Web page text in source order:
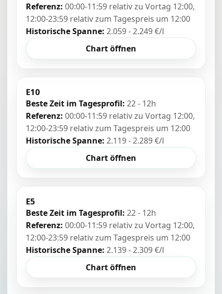
Referenz: 00:00-11:59 relativ zu Vortag 12:00,
12:00-23:59 relativ zum Tagespreis um 12:00
Historische Spanne: 2.059 - 2.249 €/l
Chart öffnen
E10
Beste Zeit im Tagesprofil: 22 - 12h
Referenz: 00:00-11:59 relativ zu Vortag 12:00,
12:00-23:59 relativ zum Tagespreis um 12:00
Historische Spanne: 2.119 - 2.289 €/l
Chart öffnen
E5
Beste Zeit im Tagesprofil: 22 - 12h
Referenz: 00:00-11:59 relativ zu Vortag 12:00,
12:00-23:59 relativ zum Tagespreis um 12:00
Historische Spanne: 2.139 - 2.309 €/l
Chart öffnen